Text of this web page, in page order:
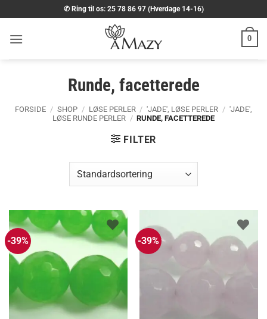
til
indhold
✆ Ring til os: 25 78 86 97 (Hverdage 14-16)
0
Runde, facetterede
FORSIDE / SHOP / LØSE PERLER / 'JADE', LØSE PERLER / 'JADE',
LØSE RUNDE PERLER / RUNDE, FACETTEREDE
FILTER
-39% -39%